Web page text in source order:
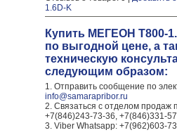
1.6D-K
Купить МЕГЕОН T800-
по выгодной цене, а
техническую
следующим образом:
1. Отправить сообщение по
info@samarapribor.ru
2. Связаться с отделом продаж
+7(846)243-73-36, +7(846)331-
3. Viber Whatsapp: +7(962)603-